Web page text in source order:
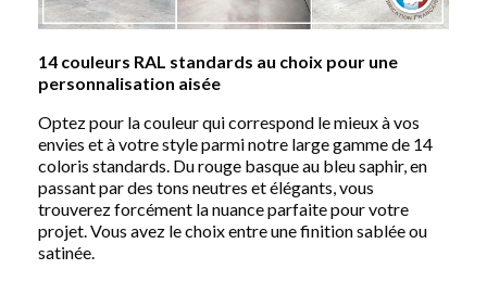
14 couleurs RAL standards au choix pour une
personnalisation aisée
Optez pour la couleur qui correspond le mieux à vos
envies et à votre style parmi notre large gamme de 14
coloris standards. Du rouge basque au bleu saphir, en
passant par des tons neutres et élégants, vous
trouverez forcément la nuance parfaite pour votre
projet. Vous avez le choix entre une finition sablée ou
satinée.